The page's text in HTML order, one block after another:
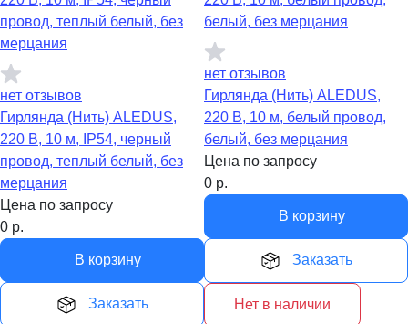
нет отзывов
Гирлянда (Нить) ALEDUS,
220 В, 10 м, IP54, черный
провод, теплый белый, без
мерцания
Цена по запросу
0 р.
В корзину
Заказать
нет отзывов
Гирлянда (Нить) ALEDUS,
220 В, 10 м, белый провод,
белый, без мерцания
Цена по запросу
0 р.
В корзину
Заказать
Нет в наличии